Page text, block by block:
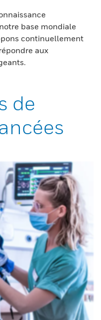
base mondiale
continuellement
aux
de